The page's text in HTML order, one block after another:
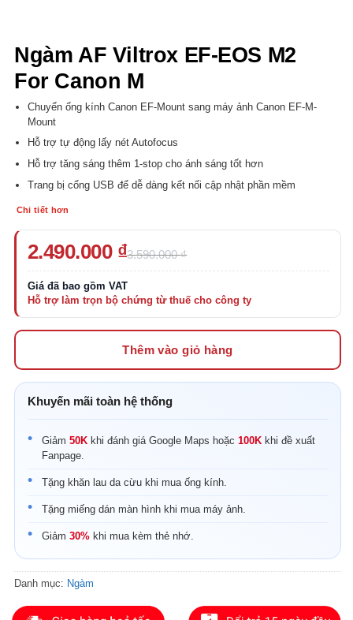
Ngàm AF Viltrox EF-EOS M2
For Canon M
Chuyển ống kính Canon EF-Mount sang máy ảnh Canon EF-M-
Mount
Hỗ trợ tự động lấy nét Autofocus
Hỗ trợ tăng sáng thêm 1-stop cho ánh sáng tốt hơn
Trang bị cổng USB để dễ dàng kết nối cập nhật phần mềm
Chi tiết hơn
3.590.000₫
Giá
gốc
là:
3.590.000 ₫.
2.490.000 ₫
Giá
hiện
tại
là:
2.490.000 ₫.
Thêm vào giỏ hàng
Khuyến mãi toàn hệ thống
Giảm 50K khi đánh giá Google Maps hoặc 100K khi đề xuất
Fanpage.
Tặng khăn lau da cừu khi mua ống kính.
Tặng miếng dán màn hình khi mua máy ảnh.
Giảm 30% khi mua kèm thẻ nhớ.
Danh mục: Ngàm